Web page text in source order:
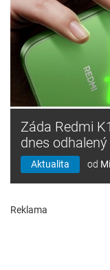
Záda Redmi
dnes
Aktualita od
Reklama